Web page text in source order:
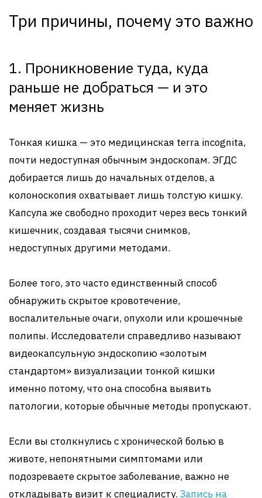
Три причины, почему это важно
1. Проникновение туда, куда
раньше не добраться — и это
меняет жизнь
Тонкая кишка — это медицинская terra incognita,
почти недоступная обычным эндоскопам. ЭГДС
добирается лишь до начальных отделов, а
колоноскопия охватывает лишь толстую кишку.
Капсула же свободно проходит через весь тонкий
кишечник, создавая тысячи снимков,
недоступных другими методами.
Более того, это часто единственный способ
обнаружить скрытое кровотечение,
воспалительные очаги, опухоли или крошечные
полипы. Исследователи справедливо называют
видеокапсульную эндоскопию «золотым
стандартом» визуализации тонкой кишки
именно потому, что она способна выявить
патологии, которые обычные методы пропускают.
Если вы столкнулись с хронической болью в
животе, непонятными симптомами или
подозреваете скрытое заболевание, важно не
откладывать визит к специалисту. Запись на